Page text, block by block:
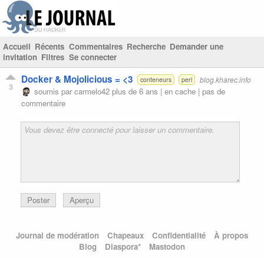
Accueil Récents Commentaires Recherche Demander une
invitation Filtres Se connecter
3
Docker & Mojolicious = <3 conteneurs perl blog.kharec.info
soumis parcarmelo42 plus de 6 ans | en cache | pas de
commentaire
Poster Aperçu
Journal de modération Chapeaux Confidentialité
À propos
Blog
Diaspora* Mastodon